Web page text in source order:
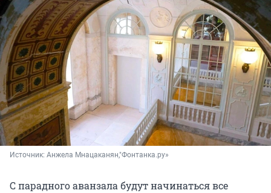
Источник: Анжела Мнацаканян,"Фонтанка.ру»
С парадного аванзала будут начинаться все